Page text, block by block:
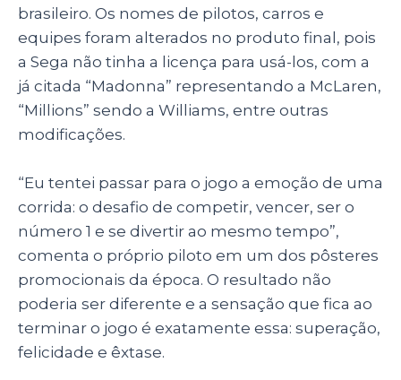
brasileiro. Os nomes de pilotos, carros e
equipes foram alterados no produto final, pois
a Sega não tinha a licença para usá-los, com a
já citada “Madonna” representando a McLaren,
“Millions” sendo a Williams, entre outras
modificações.
“Eu tentei passar para o jogo a emoção de uma
corrida: o desafio de competir, vencer, ser o
número 1 e se divertir ao mesmo tempo”,
comenta o próprio piloto em um dos pôsteres
promocionais da época. O resultado não
poderia ser diferente e a sensação que fica ao
terminar o jogo é exatamente essa: superação,
felicidade e êxtase.